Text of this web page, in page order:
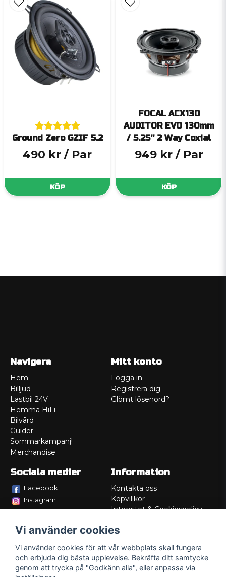
Ground Zero GZIF 5.2
490 kr / Par
KÖP
FOCAL ACX130
AUDITOR EVO 130mm
/ 5.25'' 2 Way Coxial
949 kr / Par
KÖP
Navigera
Hem
Billjud
Lastbil 24V
Hemma HiFi
Bilvård
Guider
Sommarkampanj!
Merchandise
Mitt konto
Logga in
Registrera dig
Glömt lösenord?
Sociala medier
Facebook
Instagram
Information
Kontakta oss
Köpvillkor
Integritet & Cookiespolicy
Service/Garanti
Lådritning
Om oss
Vi använder cookies
Vi använder cookies för att vår webbplats skall fungera
och erbjuda dig bästa upplevelse. Bekräfta ditt samtycke
genom att trycka på "Godkänn alla", eller anpassa via